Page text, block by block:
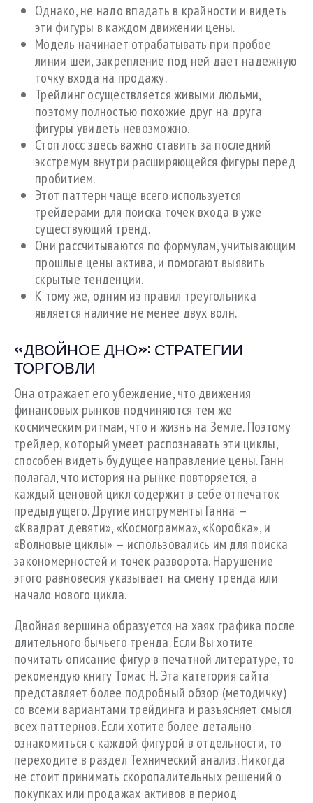
Однако, не надо впадать в крайности и видеть
эти фигуры в каждом движении цены.
Модель начинает отрабатывать при пробое
линии шеи, закрепление под ней дает надежную
точку входа на продажу.
Трейдинг осуществляется живыми людьми,
поэтому полностью похожие друг на друга
фигуры увидеть невозможно.
Стоп лосс здесь важно ставить за последний
экстремум внутри расширяющейся фигуры перед
пробитием.
Этот паттерн чаще всего используется
трейдерами для поиска точек входа в уже
существующий тренд.
Они рассчитываются по формулам, учитывающим
прошлые цены актива, и помогают выявить
скрытые тенденции.
К тому же, одним из правил треугольника
является наличие не менее двух волн.
«ДВОЙНОЕ ДНО»: СТРАТЕГИИ
ТОРГОВЛИ
Она отражает его убеждение, что движения
финансовых рынков подчиняются тем же
космическим ритмам, что и жизнь на Земле. Поэтому
трейдер, который умеет распознавать эти циклы,
способен видеть будущее направление цены. Ганн
полагал, что история на рынке повторяется, а
каждый ценовой цикл содержит в себе отпечаток
предыдущего. Другие инструменты Ганна —
«Квадрат девяти», «Космограмма», «Коробка», и
«Волновые циклы» — использовались им для поиска
закономерностей и точек разворота. Нарушение
этого равновесия указывает на смену тренда или
начало нового цикла.
Двойная вершина образуется на хаях графика после
длительного бычьего тренда. Если Вы хотите
почитать описание фигур в печатной литературе, то
рекомендую книгу Томас Н. Эта категория сайта
представляет более подробный обзор (методичку)
со всеми вариантами трейдинга и разъясняет смысл
всех паттернов. Если хотите более детально
ознакомиться с каждой фигурой в отдельности, то
переходите в раздел Технический анализ. Никогда
не стоит принимать скоропалительных решений о
покупках или продажах активов в период